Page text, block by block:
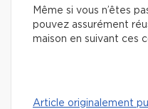
Même si vous n’êtes
pouvez assurément
maison en suivant ces
Article originalement